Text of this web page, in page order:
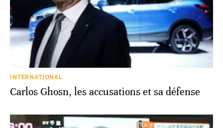
INTERNATIONAL
Carlos Ghosn, les accusations et sa défense